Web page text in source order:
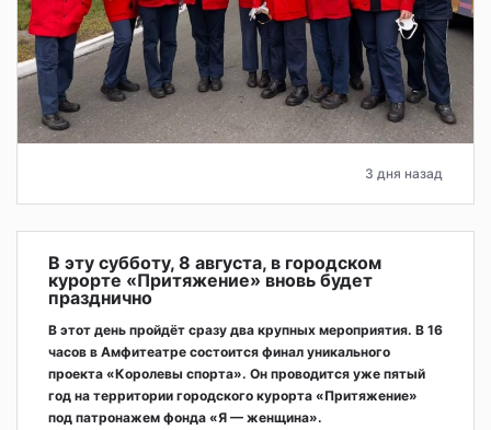
3 дня назад
В эту субботу, 8 августа, в городском
курорте «Притяжение» вновь будет
празднично
В этот день пройдёт сразу два крупных мероприятия. В 16
часов в Амфитеатре состоится финал уникального
проекта «Королевы спорта». Он проводится уже пятый
год на территории городского курорта «Притяжение»
под патронажем фонда «Я — женщина».